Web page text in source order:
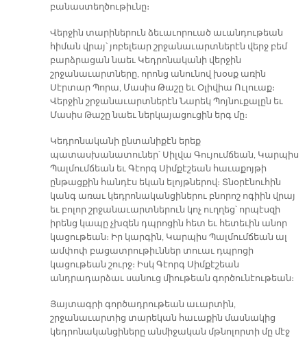
բանաստեղծութիւնը։
Վերջին տարիներուն ձեւաւորուած աւանդութեան
հիման վրայ՝ յոբելեար շրջանաւարտներէն վերջ բեմ
բարձրացան նաեւ Կեդրոնականի վերջին
շրջանաւարտները, որոնց անունով խօսք առին
Սէրտար Պորա, Մասիս Թաշը եւ Օլիվիա Ուլուաք։
Վերջին շրջանաւարտներէն Նարեկ Պոյնուքալըն եւ
Մասիս Թաշը նաեւ ներկայացուցին երգ մը։
Կեդրոնականի ընտանիքէն երեք
պատասխանատուներ՝ Սիլվա Գույումճեան, Կարպիս
Պալմումճեան եւ Գէորգ Սիմքէշեան հաւաքոյթի
ընթացքին հանդէս եկան ելոյթներով։ Տնօրէնուհին
կանգ առաւ կեդրոնականցիներու բնորոշ ոգիին վրայ
եւ բոլոր շրջանաւարտներուն կոչ ուղղեց՝ որպէսզի
իրենց կապը չխզեն դպրոցին հետ եւ հետեւին անոր
կացութեան։ Իր կարգին, Կարպիս Պալմումճեան ալ
ամփոփ բացատրութիւններ տուաւ դպրոցի
կացութեան շուրջ։ Իսկ Գէորգ Սիմքէշեան
անդրադարձաւ սանուց միութեան գործունէութեան։
Յայտագրի գործադրութեան աւարտին,
շրջանաւարտից տարեկան հաւաքին մասնակից
կեդրոնականցիները անմիջական մթնոլորտի մը մէջ